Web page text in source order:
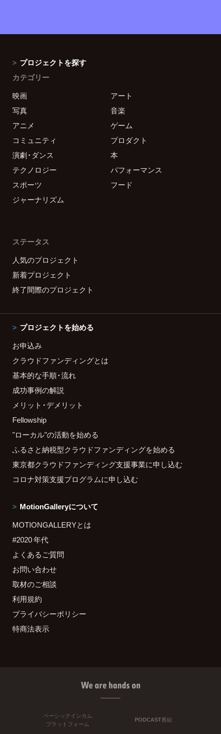
プロジェクトを探す
カテゴリー
映画
アート
写真
音楽
アニメ
ゲーム
コミュニティ
プロダクト
演劇・ダンス
本
テクノロジー
パフォーマンス
スポーツ
フード
ジャーナリズム
ステータス
人気のプロジェクト
新着プロジェクト
終了間際のプロジェクト
プロジェクトを始める
お申込み
クラウドファンディングとは
基本的な手順・流れ
成功事例の解説
メリット・デメリット
Fellowship
"ローカル"の活動を始める
ふるさと納税型クラウドファンディングを始める
東京都クラウドファンディング支援事業に申し込む
コロナ対策支援プログラムに申し込む
MotionGalleryについて
MOTIONGALLERYとは
#2020 年代
よくあるご質問
お問い合わせ
取材のご相談
利用規約
プライバシーポリシー
特商法表示
We are hands on
ベーシックインカム
プラットフォーム
PODCAST番組